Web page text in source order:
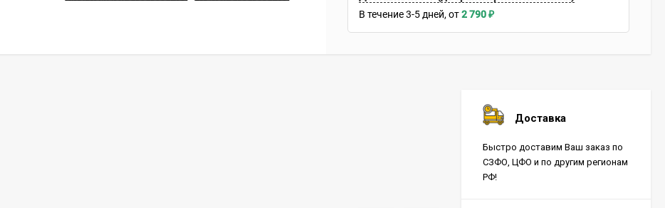
В течение 3-5 дней 2 790₽
Доставка
Быстро доставим Ваш заказ по
СЗФО, ЦФО и по другим регионам
РФ!